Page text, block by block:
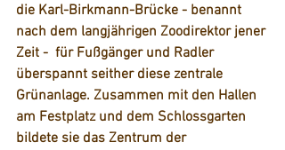
die Karl-Birkmann-Brücke - benannt
nach dem langjährigen Zoodirektor jener
Zeit -  für Fußgänger und Radler
überspannt seither diese zentrale
Grünanlage. Zusammen mit den Hallen
am Festplatz und dem Schlossgarten
bildete sie das Zentrum der